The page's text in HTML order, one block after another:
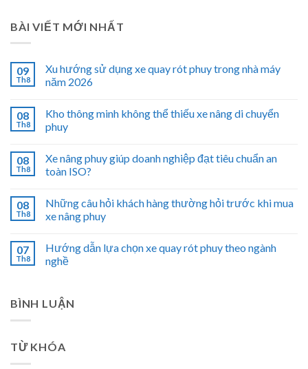
BÀI VIẾT MỚI NHẤT
09
Th8
Xu hướng sử dụng xe quay rót phuy trong nhà máy
năm 2026
08
Th8
Kho thông minh không thể thiếu xe nâng di chuyển
phuy
08
Th8
Xe nâng phuy giúp doanh nghiệp đạt tiêu chuẩn an
toàn ISO?
08
Th8
Những câu hỏi khách hàng thường hỏi trước khi mua
xe nâng phuy
07
Th8
Hướng dẫn lựa chọn xe quay rót phuy theo ngành
nghề
BÌNH LUẬN
TỪ KHÓA